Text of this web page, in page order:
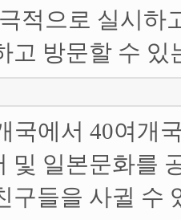
적으로 실시하
고 방문할 수 있
국에서 40여개
및 일본문화를
구들을 사귈 수